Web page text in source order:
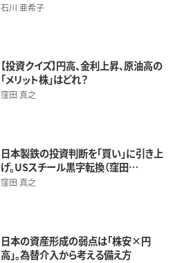
石川 亜希子
【投資クイズ】円高、金利上昇、原油高の
「メリット株」はどれ？
窪田 真之
日本製鉄の投資判断を「買い」に引き上
げ。USスチール黒字転換（窪田…
窪田 真之
日本の資産形成の弱点は「株安×円
高」。為替介入から考える備え方